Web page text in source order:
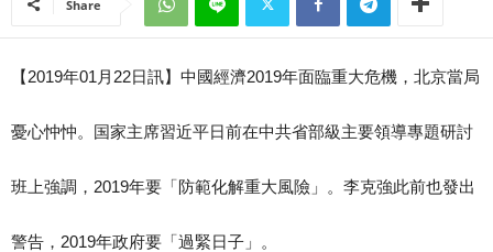
Share
【2019年01月22日訊】中國經濟2019年面臨重大危機，北京當局
憂心忡忡。国家主席習近平日前在中共省部級主要領導專題研討
班上強調，2019年要「防範化解重大風險」。李克強此前也發出
警告，2019年政府要「過緊日子」。